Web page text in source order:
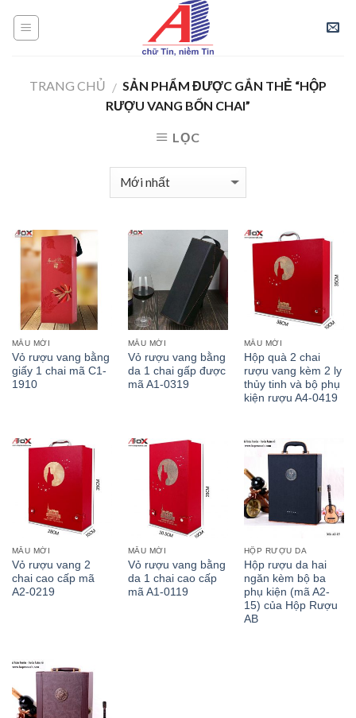
TRANG CHỦ / SẢN PHẨM ĐƯỢC GẮN THẺ “HỘP
RƯỢU VANG BỐN CHAI”
LỌC
MẪU MỚI
Vỏ rượu vang bằng
giấy 1 chai mã C1-
1910
MẪU MỚI
Vỏ rượu vang bằng
da 1 chai gấp được
mã A1-0319
MẪU MỚI
Hộp quà 2 chai
rượu vang kèm 2 ly
thủy tinh và bộ phụ
kiện rượu A4-0419
MẪU MỚI
Vỏ rượu vang 2
chai cao cấp mã
A2-0219
MẪU MỚI
Vỏ rượu vang bằng
da 1 chai cao cấp
mã A1-0119
HỘP RƯỢU DA
Hộp rượu da hai
ngăn kèm bộ ba
phụ kiện (mã A2-
15) của Hộp Rượu
AB